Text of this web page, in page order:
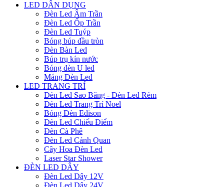
LED DÂN DỤNG
Đèn Led Âm Trần
Đèn Led Ốp Trần
Đèn Led Tuýp
Bóng búp đầu tròn
Đèn Bàn Led
Búp trụ kín nước
Bóng đèn U led
Máng Đèn Led
LED TRANG TRÍ
Đèn Led Sao Băng - Đèn Led Rèm
Đèn Led Trang Trí Noel
Bóng Đèn Edison
Đèn Led Chiếu Điểm
Đèn Cà Phê
Đèn Led Cảnh Quan
Cây Hoa Đèn Led
Laser Star Shower
ĐÈN LED DÂY
Đèn Led Dây 12V
Đèn Led Dây 24V